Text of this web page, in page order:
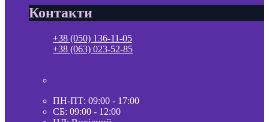
Контакти
+38 (050) 136-11-05
+38 (063) 023-52-85
ПН-ПТ: 09:00 - 17:00
СБ: 09:00 - 12:00